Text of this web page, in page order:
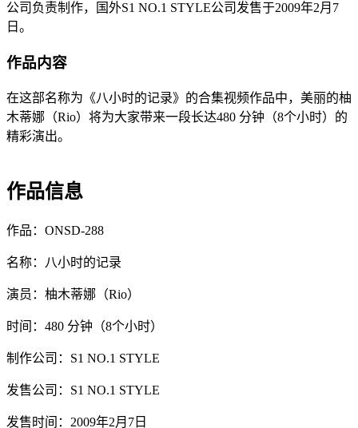
公司负责制作，国外S1 NO.1 STYLE公司发售于2009年2月7
日。
作品内容
在这部名称为《八小时的记录》的合集视频作品中，美丽的柚
木蒂娜（Rio）将为大家带来一段长达480 分钟（8个小时）的
精彩演出。
作品信息
作品：ONSD-288
名称：八小时的记录
演员：柚木蒂娜（Rio）
时间：480 分钟（8个小时）
制作公司：S1 NO.1 STYLE
发售公司：S1 NO.1 STYLE
发售时间：2009年2月7日